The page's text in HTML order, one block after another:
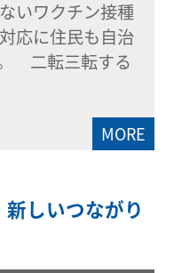
いワクチン接種
応に住民も自治
二転三転する
MORE
しいつながり